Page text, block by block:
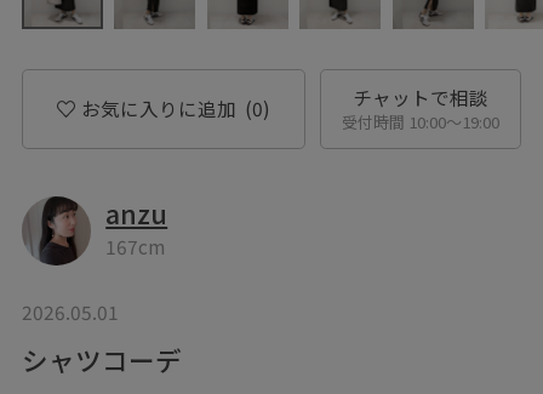
お気に入りに追加 (0) チャットで相談
受付時間 10:00〜19:00
anzu
167cm
2026.05.01
シャツコーデ